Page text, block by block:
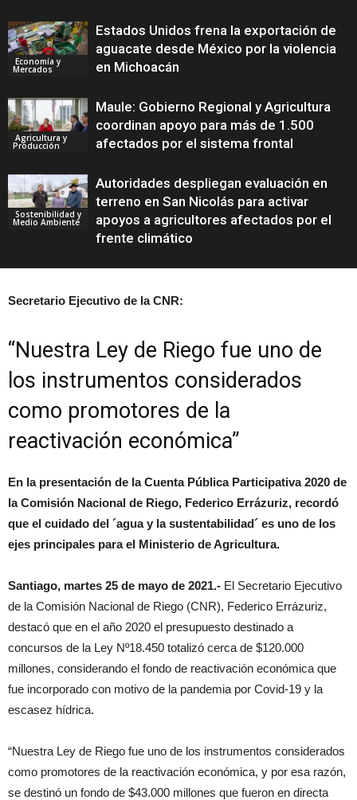
Economía y
Mercados
Estados Unidos frena la exportación de
aguacate desde México por la violencia
en Michoacán
Agricultura y
Producción
Maule: Gobierno Regional y Agricultura
coordinan apoyo para más de 1.500
afectados por el sistema frontal
Sostenibilidad y
Medio Ambiente
Autoridades despliegan evaluación en
terreno en San Nicolás para activar
apoyos a agricultores afectados por el
frente climático
Secretario Ejecutivo de la CNR:
“Nuestra Ley de Riego fue uno de
los instrumentos considerados
como promotores de la
reactivación económica”
En la presentación de la Cuenta Pública Participativa 2020 de
la Comisión Nacional de Riego, Federico Errázuriz, recordó
que el cuidado del ´agua y la sustentabilidad´ es uno de los
ejes principales para el Ministerio de Agricultura.
Santiago, martes 25 de mayo de 2021.- El Secretario Ejecutivo
de la Comisión Nacional de Riego (CNR), Federico Errázuriz,
destacó que en el año 2020 el presupuesto destinado a
concursos de la Ley Nº18.450 totalizó cerca de $120.000
millones, considerando el fondo de reactivación económica que
fue incorporado con motivo de la pandemia por Covid-19 y la
escasez hídrica.
“Nuestra Ley de Riego fue uno de los instrumentos considerados
como promotores de la reactivación económica, y por esa razón,
se destinó un fondo de $43.000 millones que fueron en directa